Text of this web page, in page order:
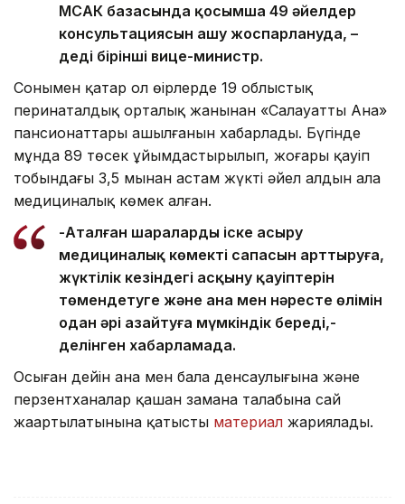
МСАК базасында қосымша 49 әйелдер
консультациясын ашу жоспарлануда, –
деді бірінші вице-министр.
Сонымен қатар ол өңірлерде 19 облыстық
перинаталдық орталық жанынан «Салауатты Ана»
пансионаттары ашылғанын хабарлады. Бүгінде
мұнда 89 төсек ұйымдастырылып, жоғары қауіп
тобындағы 3,5 мыңнан астам жүкті әйел алдын ала
медициналық көмек алған.
-Аталған шараларды іске асыру
медициналық көмектің сапасын арттыруға,
жүктілік кезіндегі асқыну қауіптерін
төмендетуге және ана мен нәресте өлімін
одан әрі азайтуға мүмкіндік береді,-
делінген хабарламада.
Осыған дейін ана мен бала денсаулығына және
перзентханалар қашан замана талабына сай
жаңартылатынына қатысты материал жариялады.